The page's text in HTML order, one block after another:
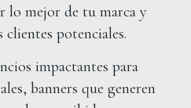
lo mejor de tu marca y
potenciales.
impactantes para
banners que generen